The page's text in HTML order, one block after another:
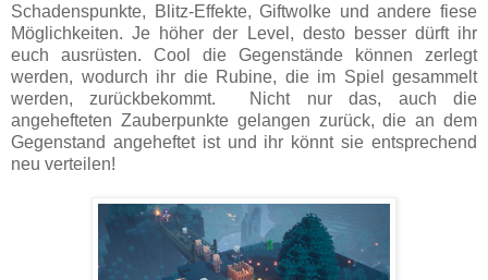
Schadenspunkte, Blitz-Effekte, Giftwolke und andere fiese
Möglichkeiten. Je höher der Level, desto besser dürft ihr
euch ausrüsten. Cool die Gegenstände können zerlegt
werden, wodurch ihr die Rubine, die im Spiel gesammelt
werden, zurückbekommt.
Nicht nur das, auch die
angehefteten Zauberpunkte gelangen zurück, die an dem
Gegenstand angeheftet ist und ihr könnt sie entsprechend
neu verteilen!